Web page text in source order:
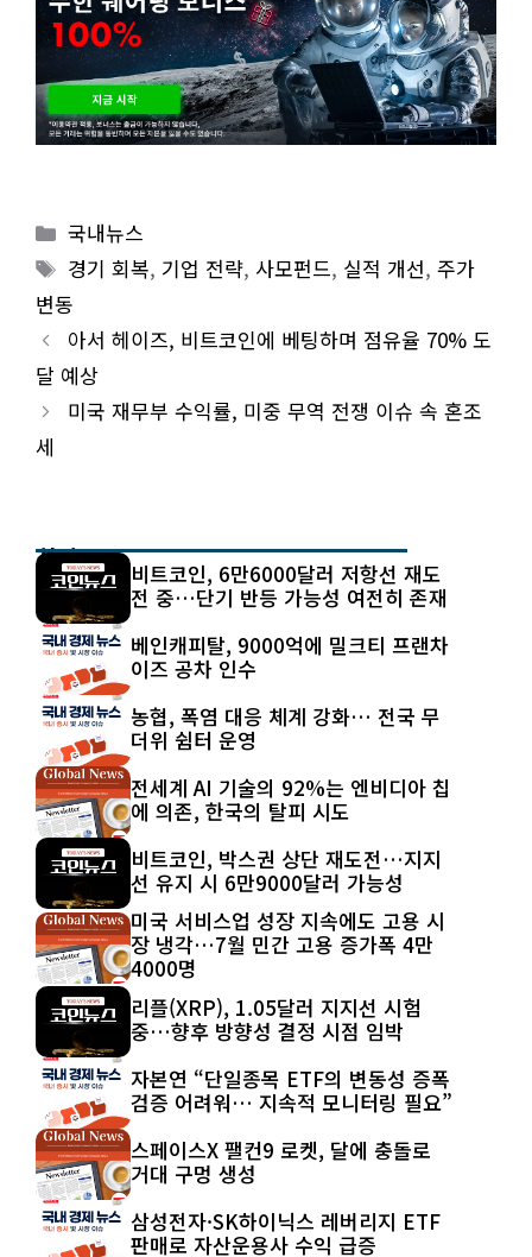
Categories
국내뉴스
Tags
경기 회복, 기업 전략, 사모펀드, 실적 개선,주가
변동
아서 헤이즈, 비트코인에 베팅하며 점유율 70% 도
달 예상
미국 재무부 수익률, 미중 무역 전쟁 이슈 속 혼조
세
최신 글
비트코인, 6만6000달러 저항선 재도
전 중…단기 반등 가능성 여전히 존재
베인캐피탈, 9000억에 밀크티 프랜차
이즈 공차 인수
농협, 폭염 대응 체계 강화… 전국 무
더위 쉼터 운영
전세계 AI 기술의 92%는 엔비디아 칩
에 의존, 한국의 탈피 시도
비트코인, 박스권 상단 재도전…지지
선 유지 시 6만9000달러 가능성
미국 서비스업 성장 지속에도 고용 시
장 냉각…7월 민간 고용 증가폭 4만
4000명
리플(XRP), 1.05달러 지지선 시험
중…향후 방향성 결정 시점 임박
자본연 “단일종목 ETF의 변동성 증폭
검증 어려워… 지속적 모니터링 필요”
스페이스X 팰컨9 로켓, 달에 충돌로
거대 구멍 생성
삼성전자·SK하이닉스 레버리지 ETF
판매로 자산운용사 수익 급증